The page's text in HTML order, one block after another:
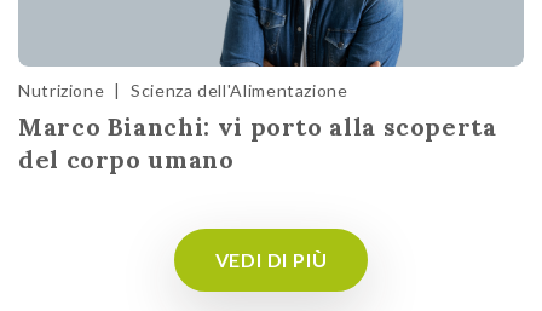
Nutrizione | Scienza dell'Alimentazione
Marco Bianchi: vi porto alla scoperta
del corpo umano
VEDI DI PIÙ